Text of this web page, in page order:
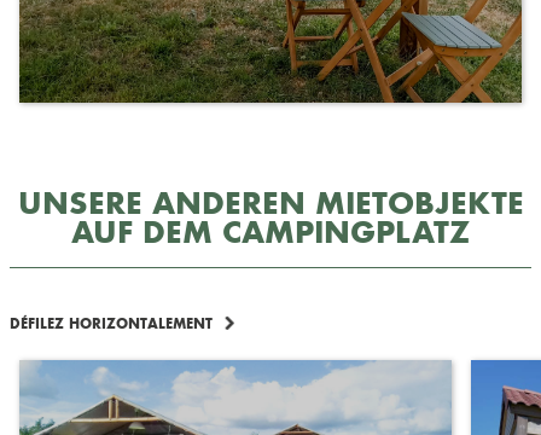
UNSERE ANDEREN MIETOBJEKTE
AUF DEM CAMPINGPLATZ
DÉFILEZ HORIZONTALEMENT